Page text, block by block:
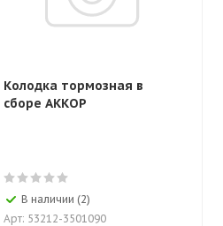
Колодка тормозная в
сборе АККОР
В наличии (2)
Арт: 53212-3501090